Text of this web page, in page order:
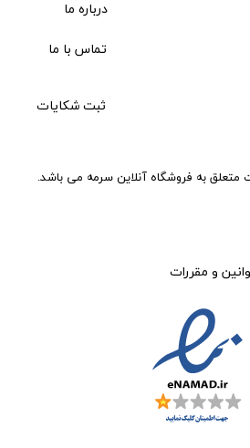
به فروشگاه آنلاین سرمه می باشد.
ثبت شکایات
و مقررات
تماس با ما
درباره ما